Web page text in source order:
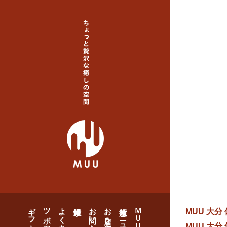
施術メニュー
お店を探す
お問い合わせ
よくある質問
ツボ日和
MUU 大分